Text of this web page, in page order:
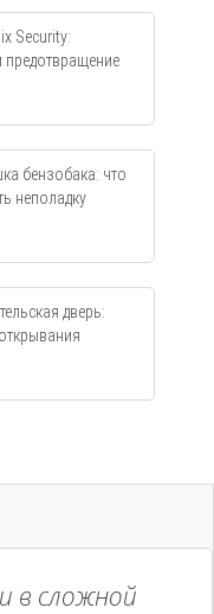
Security:
предотвращение
бензобака: что
неполадку
дверь:
в сложной